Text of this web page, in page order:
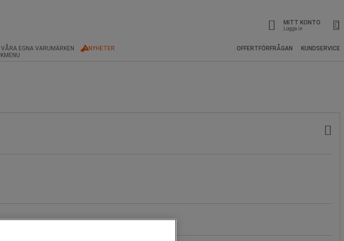
MITT KONTO
Logga in
VÅRA EGNA VARUMÄRKEN NYHETER OFFERTFÖRFRÅGAN KUNDSERVICE